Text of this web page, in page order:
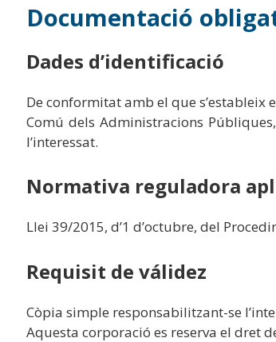
Documentació
Dades d’identificació
De conformitat amb el que s’estableix
Comú dels Administracions
l’interessat.
Normativa reguladora
Llei 39/2015, d’1 d’octubre, del
Requisit de válidez
Còpia simple responsabilitzant-se
Aquesta corporació es reserva el dret